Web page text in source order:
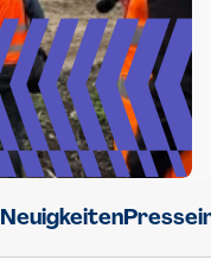
Neuigkeiten